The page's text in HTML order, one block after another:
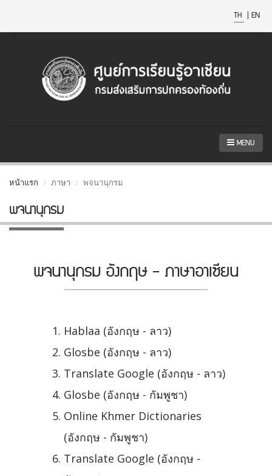
TH | EN
MENU
หน้าแรก ภาษา พจนานุกรม
พจนานุกรม
พจนานุกรม อังกฤษ - ภาษาอาเซียน
Hablaa (อังกฤษ - ลาว)
Glosbe (อังกฤษ - ลาว)
Translate Google (อังกฤษ - ลาว)
Glosbe (อังกฤษ - กัมพูชา)
Online Khmer Dictionaries
(อังกฤษ - กัมพูชา)
Translate Google (อังกฤษ -